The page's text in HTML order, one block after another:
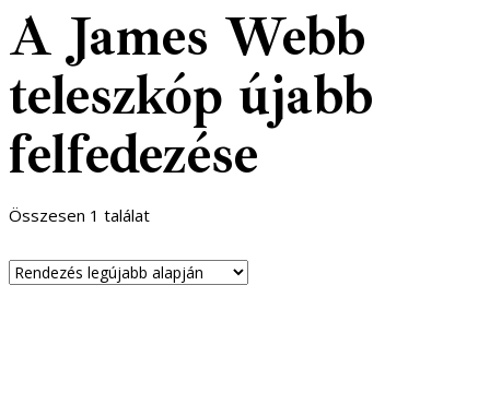
A James Webb
teleszkóp újabb
felfedezése
Összesen 1 találat